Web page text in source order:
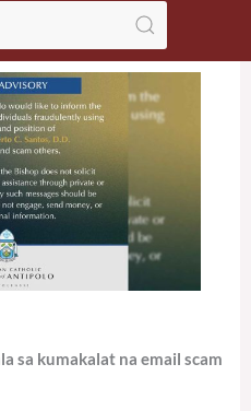
sa kumakalat na email scam